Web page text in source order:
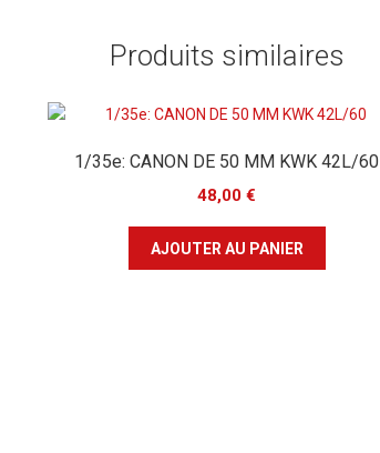
Produits similaires
1/35e: CANON DE 50 MM KWK 42L/60
48,00€
AJOUTER AU PANIER